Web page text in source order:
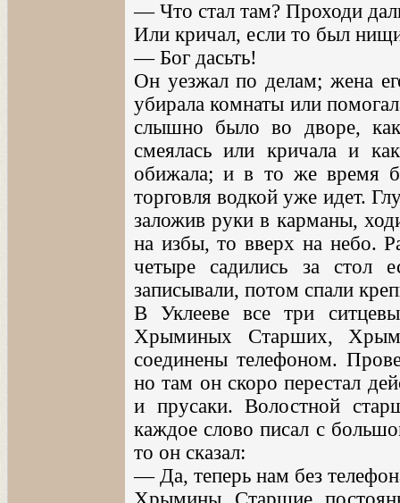
— Что стал там? Проходи
Или кричал, если то был
— Бог дасьть!
Он уезжал по делам; жена
убирала комнаты или
слышно было во дворе,
смеялась или кричала и
обижала; и в то же время
торговля водкой уже идет.
заложив руки в карманы,
на избы, то вверх на небо.
четыре садились за стол
записывали, потом спали
В Уклееве все три
Хрыминых Старших,
соединены телефоном.
но там он скоро перестал
и прусаки. Волостной
каждое слово писал с
то он сказал:
— Да, теперь нам без